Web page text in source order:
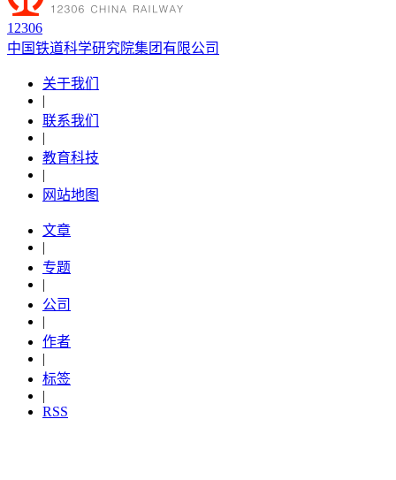
12306
中国铁道科学研究院集团有限公司
关于我们
|
联系我们
|
教育科技
|
网站地图
文章
|
专题
|
公司
|
作者
|
标签
|
RSS